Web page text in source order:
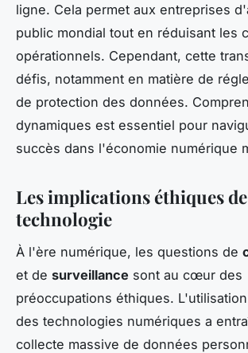
ligne. Cela permet aux entreprises
public mondial tout en réduisant les
opérationnels. Cependant, cette
défis, notamment en matière de
de protection des données.
dynamiques est essentiel pour
succès dans l'économie numérique
Les implications éthiques
technologie
À l'ère numérique, les questions de
et de surveillance sont au cœur des
préoccupations éthiques.
des technologies numériques a
collecte massive de données